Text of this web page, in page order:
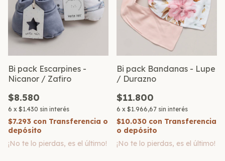
Bi pack Escarpines -
Nicanor / Zafiro
$8.580
6 x $1.430 sin interés
$7.293 con Transferencia o
depósito
¡No te lo pierdas, es el último!
Bi pack Bandanas - Lupe
/ Durazno
$11.800
6 x $1.966,67 sin interés
$10.030 con Transferencia
o depósito
¡No te lo pierdas, es el último!